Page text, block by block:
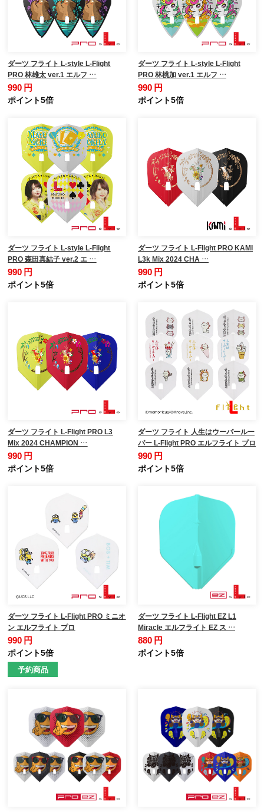
ダーツ フライト L-style L-Flight
PRO 林雄太 ver.1 エルフ …
990 円
ポイント5倍
ダーツ フライト L-style L-Flight
PRO 林桃加 ver.1 エルフ …
990 円
ポイント5倍
ダーツ フライト L-style L-Flight
PRO 森田真結子 ver.2 エ …
990 円
ポイント5倍
ダーツ フライト L-Flight PRO KAMI
L3k Mix 2024 CHA …
990 円
ポイント5倍
ダーツ フライト L-Flight PRO L3
Mix 2024 CHAMPION …
990 円
ポイント5倍
ダーツ フライト 人生はウーパールー
パー L-Flight PRO エルフライト プロ
990 円
ポイント5倍
ダーツ フライト L-Flight PRO ミニオ
ン エルフライト プロ
990 円
ポイント5倍
予約商品
ダーツ フライト L-Flight EZ L1
Miracle エルフライト EZ ス …
880 円
ポイント5倍